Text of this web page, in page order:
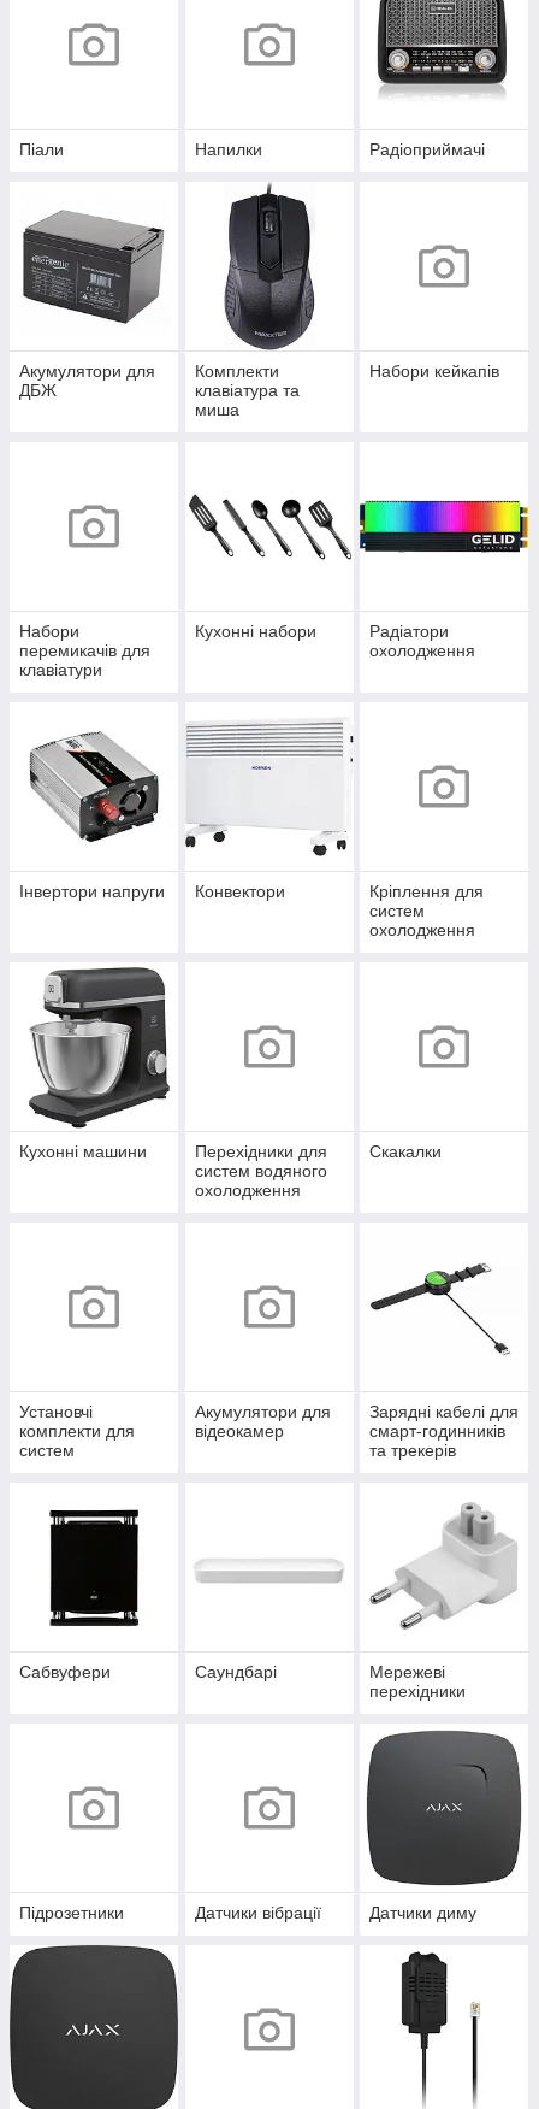
Піали Напилки Радіоприймачі
Акумулятори для
ДБЖ
Комплекти
клавіатура та
миша
Набори кейкапів
Набори
перемикачів для
клавіатури
Кухонні набори
Радіатори
охолодження
Інвертори напруги Конвектори
Кріплення для
систем
охолодження
Кухонні машини
Перехідники для
систем водяного
охолодження
Скакалки
Установчі
комплекти для
систем
Акумулятори для
відеокамер
Зарядні кабелі для
смарт-годинників
та трекерів
Сабвуфери Саундбарі
Мережеві
перехідники
Підрозетники Датчики вібрації Датчики диму